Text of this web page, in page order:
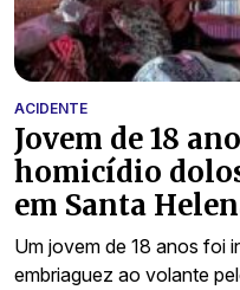
ACIDENTE
Jovem de 18
homicídio
em Santa
Um jovem de 18 anos foi
embriaguez ao volante